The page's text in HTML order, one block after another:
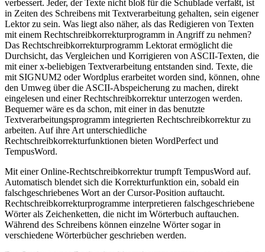
verbessert. Jeder, der Texte nicht bloß für die Schublade verfaßt, ist
in Zeiten des Schreibens mit Textverarbeitung gehalten, sein eigener
Lektor zu sein. Was liegt also näher, als das Redigieren von Texten
mit einem Rechtschreibkorrekturprogramm in Angriff zu nehmen?
Das Rechtschreibkorrekturprogramm Lektorat ermöglicht die
Durchsicht, das Vergleichen und Korrigieren von ASCII-Texten, die
mit einer x-beliebigen Textverarbeitung entstanden sind. Texte, die
mit SIGNUM2 oder Wordplus erarbeitet worden sind, können, ohne
den Umweg über die ASCII-Abspeicherung zu machen, direkt
eingelesen und einer Rechtschreibkorrektur unterzogen werden.
Bequemer wäre es da schon, mit einer in das benutzte
Textverarbeitungsprogramm integrierten Rechtschreibkorrektur zu
arbeiten. Auf ihre Art unterschiedliche
Rechtschreibkorrekturfunktionen bieten WordPerfect und
TempusWord.
Mit einer Online-Rechtschreibkorrektur trumpft TempusWord auf.
Automatisch blendet sich die Korrekturfunktion ein, sobald ein
falschgeschriebenes Wort an der Cursor-Position auftaucht.
Rechtschreibkorrekturprogramme interpretieren falschgeschriebene
Wörter als Zeichenketten, die nicht im Wörterbuch auftauchen.
Während des Schreibens können einzelne Wörter sogar in
verschiedene Wörterbücher geschrieben werden.